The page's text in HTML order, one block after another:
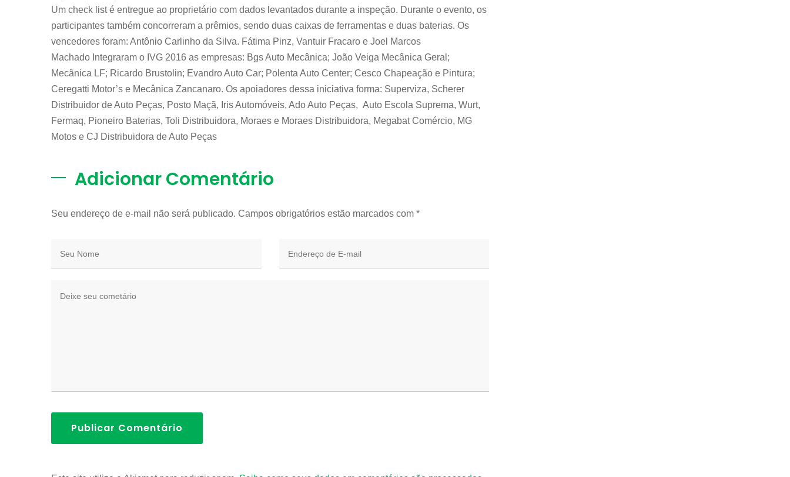
Um check list é entregue ao proprietário com dados levantados durante a inspeção. Durante o evento, os
participantes também concorreram a prêmios, sendo duas caixas de ferramentas e duas baterias. Os
vencedores foram: Antônio Carlinho da Silva. Fátima Pinz, Vantuir Fracaro e Joel Marcos
Machado Integraram o IVG 2016 as empresas: Bgs Auto Mecânica; João Veiga Mecânica Geral;
Mecânica LF; Ricardo Brustolin; Evandro Auto Car; Polenta Auto Center; Cesco Chapeação e Pintura;
Ceregatti Motor’s e Mecânica Zancanaro. Os apoiadores dessa iniciativa forma: Superviza, Scherer
Distribuidor de Auto Peças, Posto Maçã, Iris Automóveis, Ado Auto Peças, Auto Escola Suprema, Wurt,
Fermaq, Pioneiro Baterias, Toli Distribuidora, Moraes e Moraes Distribuidora, Megabat Comércio, MG
Motos e CJ Distribuidora de Auto Peças
Adicionar Comentário
Seu endereço de e-mail não será publicado. Campos obrigatórios estão marcados com *
Publicar Comentário